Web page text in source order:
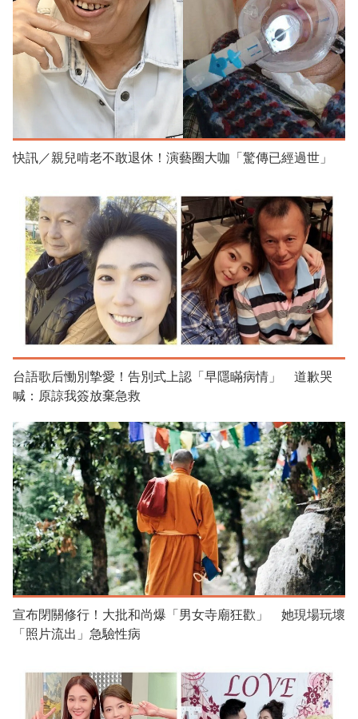
快訊／親兒啃老不敢退休！演藝圈大咖「驚傳已經過世」
台語歌后慟別摯愛！告別式上認「早隱瞞病情」 道歉哭
喊：原諒我簽放棄急救
宣布閉關修行！大批和尚爆「男女寺廟狂歡」 她現場玩壞
「照片流出」急驗性病